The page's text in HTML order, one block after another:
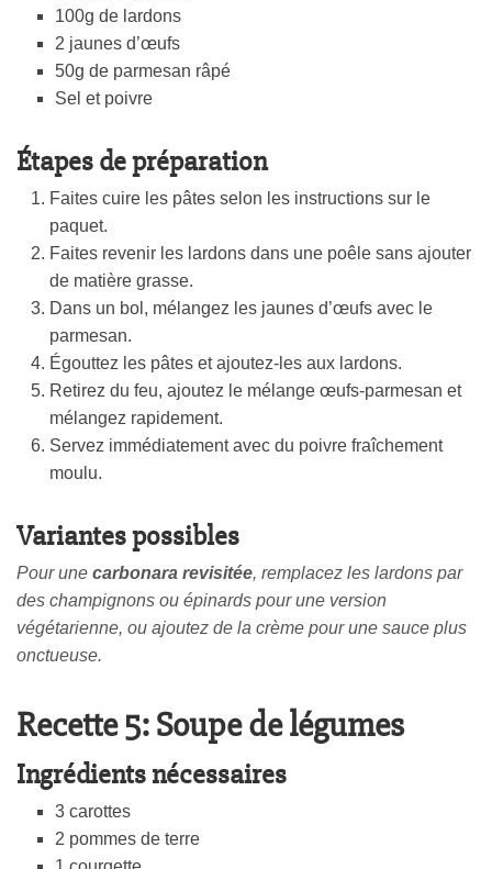
100g de lardons
2 jaunes d’œufs
50g de parmesan râpé
Sel et poivre
Étapes de préparation
Faites cuire les pâtes selon les instructions sur le
paquet.
Faites revenir les lardons dans une poêle sans ajouter
de matière grasse.
Dans un bol, mélangez les jaunes d’œufs avec le
parmesan.
Égouttez les pâtes et ajoutez-les aux lardons.
Retirez du feu, ajoutez le mélange œufs-parmesan et
mélangez rapidement.
Servez immédiatement avec du poivre fraîchement
moulu.
Variantes possibles
Pour une carbonara revisitée, remplacez les lardons par
des champignons ou épinards pour une version
végétarienne, ou ajoutez de la crème pour une sauce plus
onctueuse.
Recette 5: Soupe de légumes
Ingrédients nécessaires
3 carottes
2 pommes de terre